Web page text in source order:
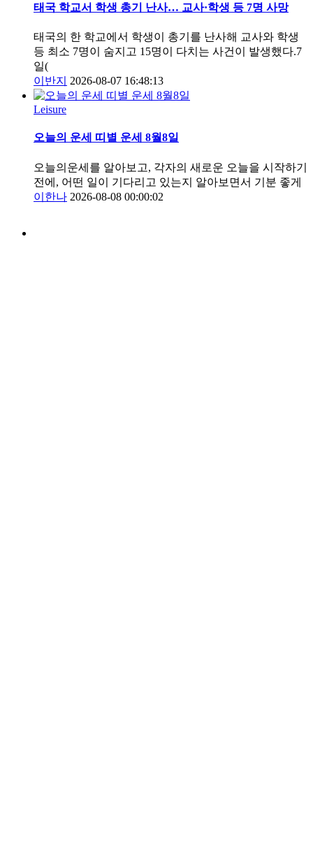
태국 학교서 학생 총기 난사… 교사·학생 등 7명 사망
태국의 한 학교에서 학생이 총기를 난사해 교사와 학생
등 최소 7명이 숨지고 15명이 다치는 사건이 발생했다.7
일(
이반지
2026-08-07 16:48:13
Leisure
오늘의 운세 띠별 운세 8월8일
오늘의운세를 알아보고, 각자의 새로운 오늘을 시작하기
전에, 어떤 일이 기다리고 있는지 알아보면서 기분 좋게
이한나 2026-08-08 00:00:02